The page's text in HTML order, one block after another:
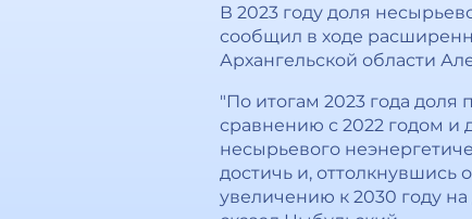
В 2023 году доля
сообщил в ходе
Архангельской области
"По итогам 2023 года
сравнению с 2022 годом и
несырьевого
достичь и,
увеличению к 2030 году